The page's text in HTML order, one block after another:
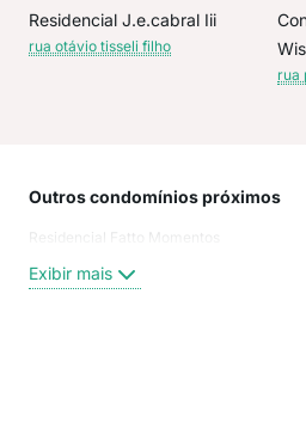
Residencial J.e.cabral Iii
rua otávio tisseli filho
rua
Outros condomínios próximos
Residencial Fatto Momentos
Exibir mais